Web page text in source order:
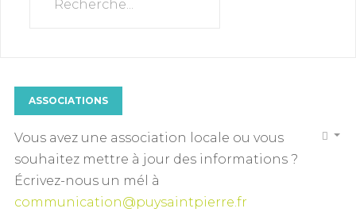
ASSOCIATIONS
Vous avez une association locale ou vous
souhaitez mettre à jour des informations ?
Écrivez-nous un mél à
communication@puysaintpierre.fr